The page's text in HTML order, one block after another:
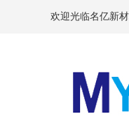
欢迎光临名亿新